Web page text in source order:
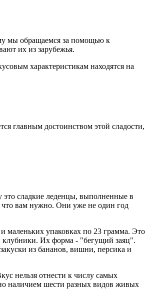
мы обращаемся за помощью к
их из зарубежья.
характеристикам находятся на
главным достоинством этой сладости,
это сладкие леденцы, выполненные в
что вам нужно. Они уже не один год
маленьких упаковках по 23 грамма. Это
клубники. Их форма - "бегущий заяц".
из бананов, вишни, персика и
нельзя отнести к числу самых
наличием шести разных видов живых